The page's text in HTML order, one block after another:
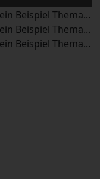
Beispiel Thema...
Beispiel Thema...
Beispiel Thema...